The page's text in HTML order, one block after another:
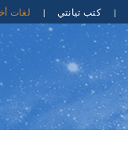
| كتب تيانتي | لغات